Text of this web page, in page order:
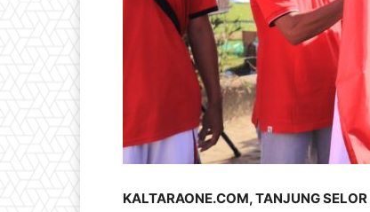
KALTARAONE.COM, TANJUNG SELOR